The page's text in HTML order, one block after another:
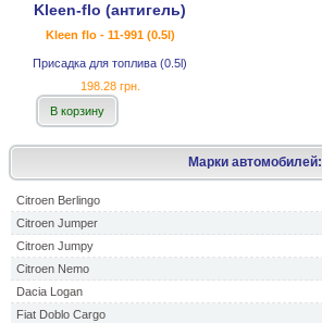
Марки автомобилей:
Citroen Berlingo
Citroen Jumper
Citroen Jumpy
Citroen Nemo
Dacia Logan
Fiat Doblo Cargo
Kleen-flo (антигель)
Kleen flo - 11-991 (0.5l)
Присадка для топлива (0.5l)
198.28 грн.
В корзину